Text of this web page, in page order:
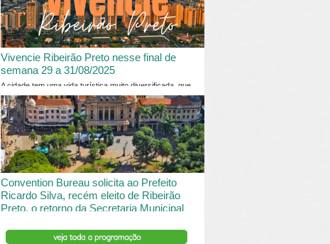
INSERIR DESCRIÇÃO DO POST/PAGINAS
Vivencie Ribeirão Preto nesse final de
semana 29 a 31/08/2025
A cidade tem uma vida turística muito diversificada, que
vai desde o turismo de saude à contemplação de
passaros....
Convention Bureau solicita ao Prefeito
Ricardo Silva, recém eleito de Ribeirão
Preto, o retorno da Secretaria Municipal
O Ribeirão Preto e Região Convention & Visitors Bureau